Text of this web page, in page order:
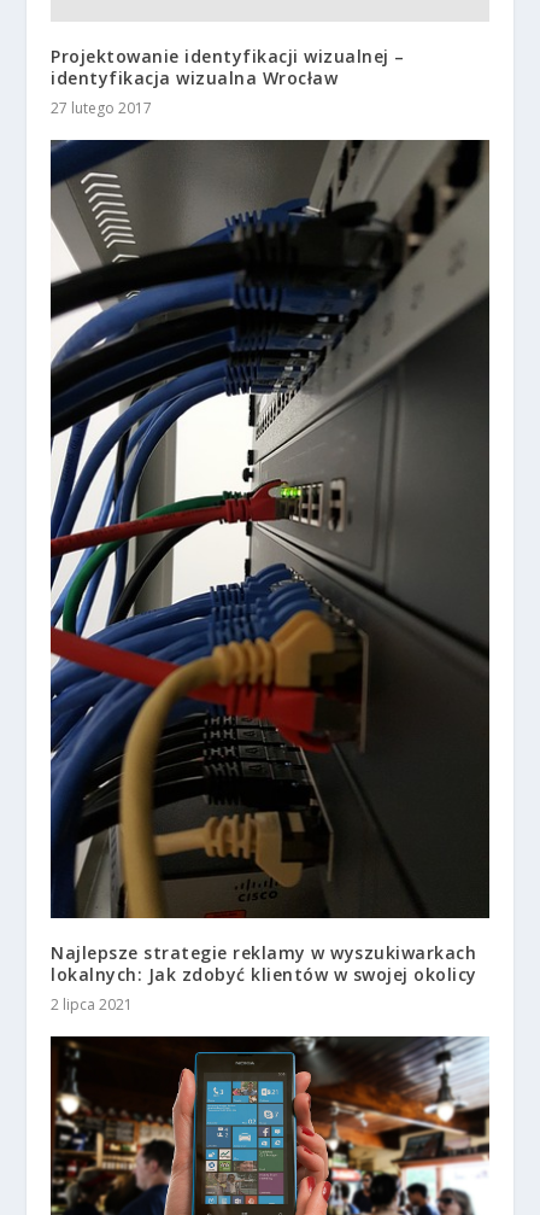
Projektowanie identyfikacji wizualnej –
identyfikacja wizualna Wrocław
27 lutego 2017
Najlepsze strategie reklamy w wyszukiwarkach
lokalnych: Jak zdobyć klientów w swojej okolicy
2 lipca 2021